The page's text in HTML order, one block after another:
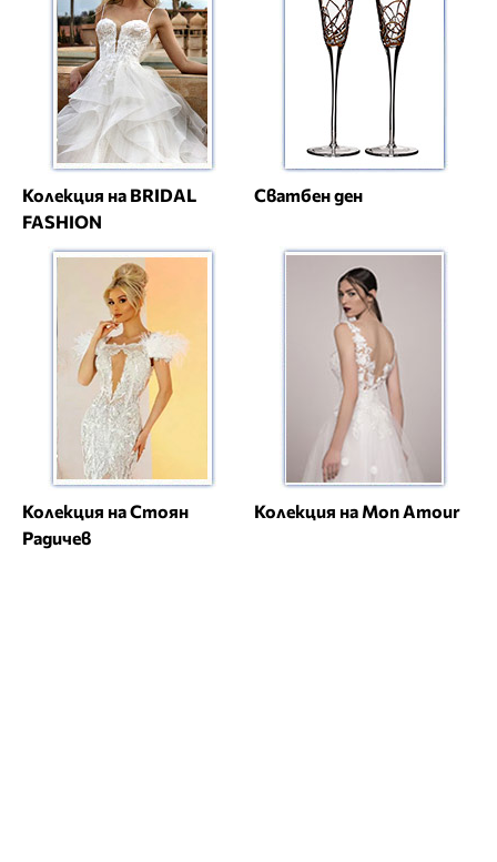
Колекция на BRIDAL
FASHION
Сватбен ден
Колекция на Стоян
Радичев
Колекция на Mon Amour